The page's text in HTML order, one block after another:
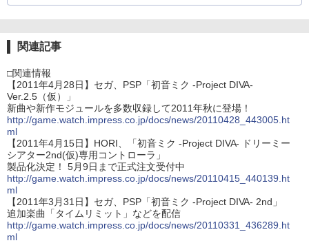
関連記事
□関連情報
【2011年4月28日】セガ、PSP「初音ミク -Project DIVA-
Ver.2.5（仮）」
新曲や新作モジュールを多数収録して2011年秋に登場！
http://game.watch.impress.co.jp/docs/news/20110428_443005.ht
ml
【2011年4月15日】HORI、「初音ミク -Project DIVA- ドリーミー
シアター2nd(仮)専用コントローラ」
製品化決定！ 5月9日まで正式注文受付中
http://game.watch.impress.co.jp/docs/news/20110415_440139.ht
ml
【2011年3月31日】セガ、PSP「初音ミク -Project DIVA- 2nd」
追加楽曲「タイムリミット」などを配信
http://game.watch.impress.co.jp/docs/news/20110331_436289.ht
ml